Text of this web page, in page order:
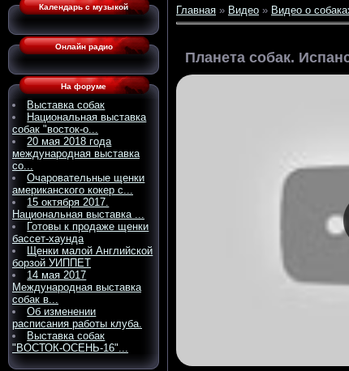
Календарь с музыкой
Онлайн радио
На форуме
Выставка собак
Национальная выставка
собак "восток-о...
20 мая 2018 года
международная выставка
со...
Очаровательные щенки
американского кокер с...
15 октября 2017.
Национальная выставка ...
Готовы к продаже щенки
бассет-хаунда
Щенки малой Английской
борзой УИППЕТ
14 мая 2017
Международная выставка
собак в...
Об изменении
расписания работы клуба.
Выставка собак
"ВОСТОК-ОСЕНЬ-16"...
Главная » Видео » Видео о
Планета собак.